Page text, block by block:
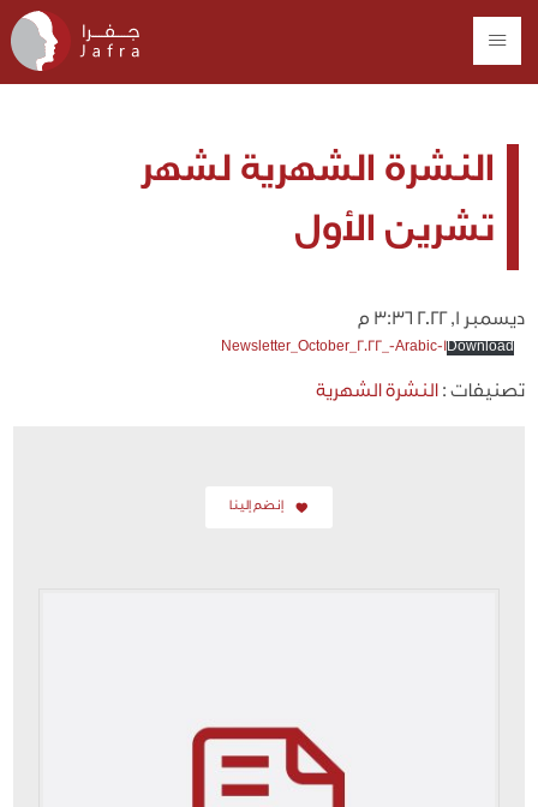
النشرة الشهرية لشهر
تشرين الأول
ديسمبر 1, 2022 3:36 م
Newsletter_October_2022_-Arabic-1Download
تصنيفات :النشرة الشهرية
إنضم إلينا